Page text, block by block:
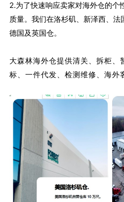
2.为了快速响应卖家对海外仓的个
质量。我们在洛杉矶、新泽西、
德国及英国仓。
大森林海外仓提供清关、拆柜、
标、一件代发、检测维修、海外